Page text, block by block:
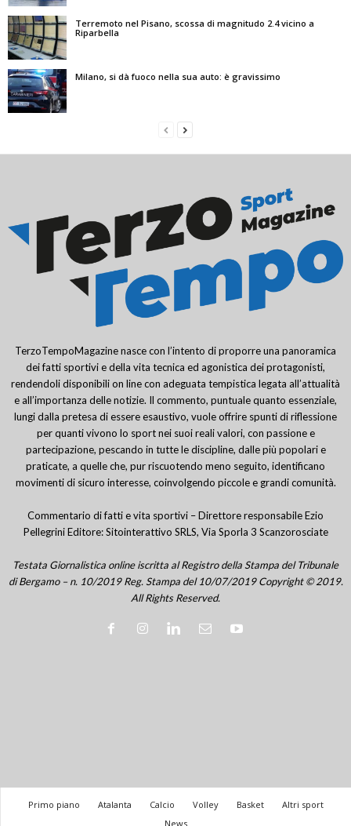
Terremoto nel Pisano, scossa di magnitudo 2.4 vicino a
Riparbella
Milano, si dà fuoco nella sua auto: è gravissimo
TerzoTempoMagazine nasce con l’intento di proporre una panoramica
dei fatti sportivi e della vita tecnica ed agonistica dei protagonisti,
rendendoli disponibili on line con adeguata tempistica legata all’attualità
e all’importanza delle notizie. Il commento, puntuale quanto essenziale,
lungi dalla pretesa di essere esaustivo, vuole offrire spunti di riflessione
per quanti vivono lo sport nei suoi reali valori, con passione e
partecipazione, pescando in tutte le discipline, dalle più popolari e
praticate, a quelle che, pur riscuotendo meno seguito, identificano
movimenti di sicuro interesse, coinvolgendo piccole e grandi comunità.
Commentario di fatti e vita sportivi – Direttore responsabile Ezio
Pellegrini Editore: Sitointerattivo SRLS, Via Sporla 3 Scanzorosciate
Testata Giornalistica online iscritta al Registro della Stampa del Tribunale
di Bergamo – n. 10/2019 Reg. Stampa del 10/07/2019 Copyright © 2019.
All Rights Reserved.
Primo piano Atalanta Calcio Volley Basket
Altri sport
News